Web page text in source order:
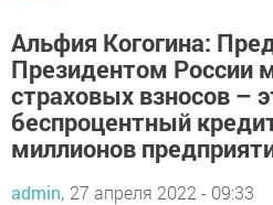
Альфия Когогина:
Президентом России
страховых взносов –
беспроцентный
миллионов
admin, 27 апреля 2022 - 09:33